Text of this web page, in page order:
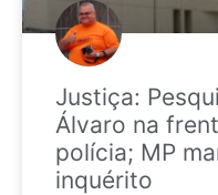
Justiça:
Álvaro na
polícia; MP
inquérito